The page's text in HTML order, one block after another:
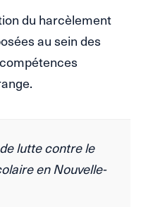
du harcèlement
au sein des
lutte contre le
en Nouvelle-